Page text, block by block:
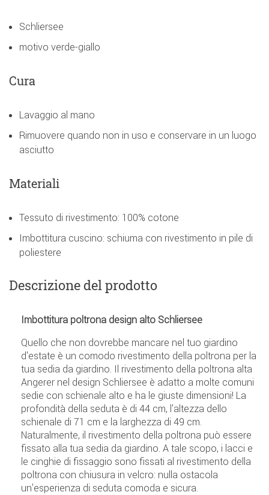
Schliersee
motivo verde-giallo
Cura
Lavaggio al mano
Rimuovere quando non in uso e conservare in un luogo
asciutto
Materiali
Tessuto di rivestimento: 100% cotone
Imbottitura cuscino: schiuma con rivestimento in pile di
poliestere
Descrizione del prodotto
Imbottitura poltrona design alto Schliersee
Quello che non dovrebbe mancare nel tuo giardino
d'estate è un comodo rivestimento della poltrona per la
tua sedia da giardino. Il rivestimento della poltrona alta
Angerer nel design Schliersee è adatto a molte comuni
sedie con schienale alto e ha le giuste dimensioni! La
profondità della seduta è di 44 cm, l'altezza dello
schienale di 71 cm e la larghezza di 49 cm.
Naturalmente, il rivestimento della poltrona può essere
fissato alla tua sedia da giardino. A tale scopo, i lacci e
le cinghie di fissaggio sono fissati al rivestimento della
poltrona con chiusura in velcro: nulla ostacola
un'esperienza di seduta comoda e sicura.